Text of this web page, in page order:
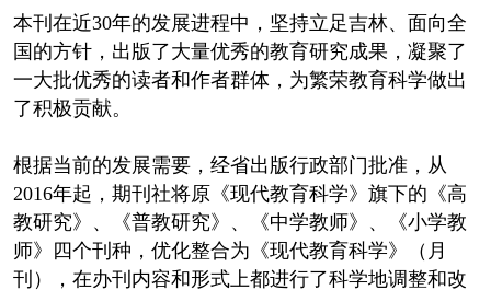
本刊在近30年的发展进程中，坚持立足吉林、面向全
国的方针，出版了大量优秀的教育研究成果，凝聚了
一大批优秀的读者和作者群体，为繁荣教育科学做出
了积极贡献。
根据当前的发展需要，经省出版行政部门批准，从
2016年起，期刊社将原《现代教育科学》旗下的《高
教研究》、《普教研究》、《中学教师》、《小学教
师》四个刊种，优化整合为《现代教育科学》（月
刊），在办刊内容和形式上都进行了科学地调整和改